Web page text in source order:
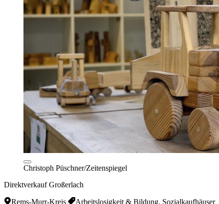
Christoph Püschner/Zeitenspiegel
Direktverkauf Großerlach
Rems-Murr-Kreis Arbeitslosigkeit & Bildung, Sozialkaufhäuser